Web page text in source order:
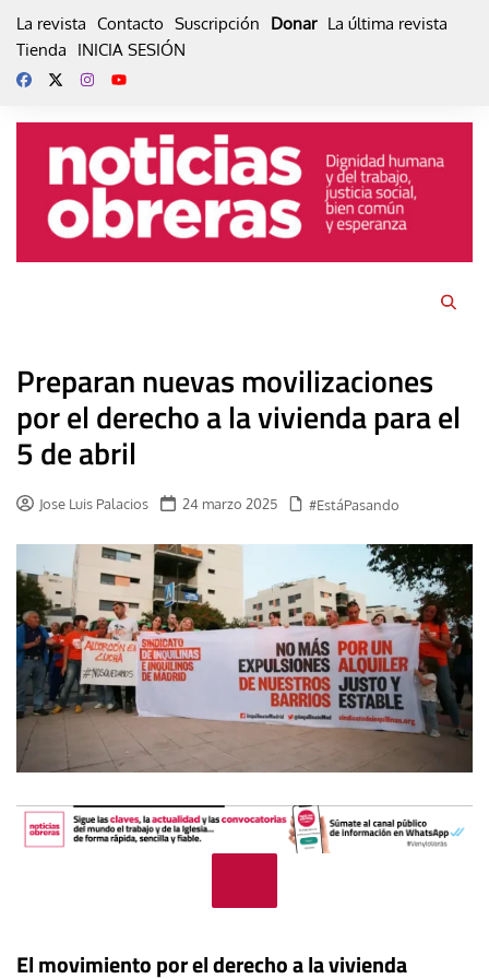
La revista Contacto Suscripción Donar La última revista
Tienda
INICIA SESIÓN
Preparan nuevas movilizaciones
por el derecho a la vivienda para el
5 de abril
Jose Luis Palacios 24 marzo 2025 #EstáPasando
El movimiento por el derecho a la vivienda